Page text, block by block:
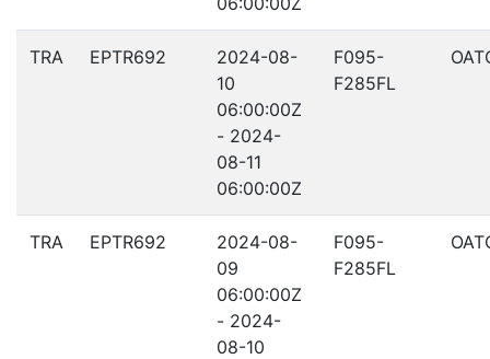
TRA EPTR692
2024-08-
10
06:00:00Z
- 2024-
08-11
06:00:00Z
F095-
F285FL
TRA EPTR692
2024-08-
09
06:00:00Z
- 2024-
08-10
F095-
F285FL